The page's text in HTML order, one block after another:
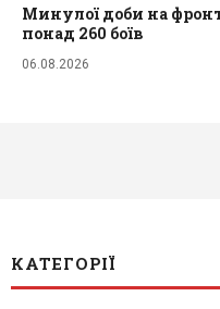
Минулої доби на
понад 260 боїв
06.08.2026
КАТЕГОРІЇ